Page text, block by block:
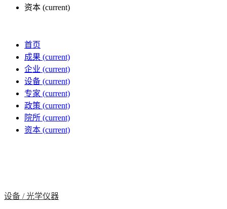
资本 (current)
首页
成果 (current)
企业 (current)
设备 (current)
专家 (current)
政策 (current)
院所 (current)
资本 (current)
设备 /光学仪器